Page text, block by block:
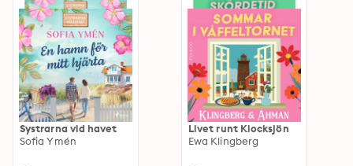
Systrarna vid havet
Sofia Ymén
Livet runt Klocksjön
Ewa Klingberg